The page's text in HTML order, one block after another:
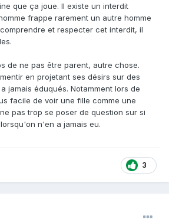
que ça joue. Il existe un interdit
frappe rarement un autre homme
et respecter cet interdit, il
de ne pas être parent, autre chose.
en projetant ses désirs sur des
jamais éduqués. Notamment lors de
facile de voir une fille comme une
pas trop se poser de question sur si
n'en a jamais eu.
3